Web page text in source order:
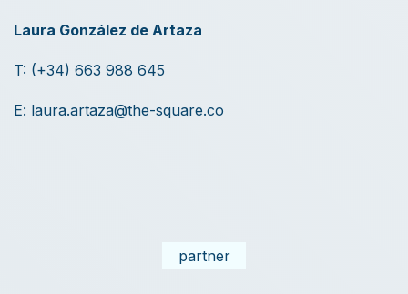
Laura González de Artaza
T: (+34) 663 988 645
E: laura.artaza@the-square.co
partner